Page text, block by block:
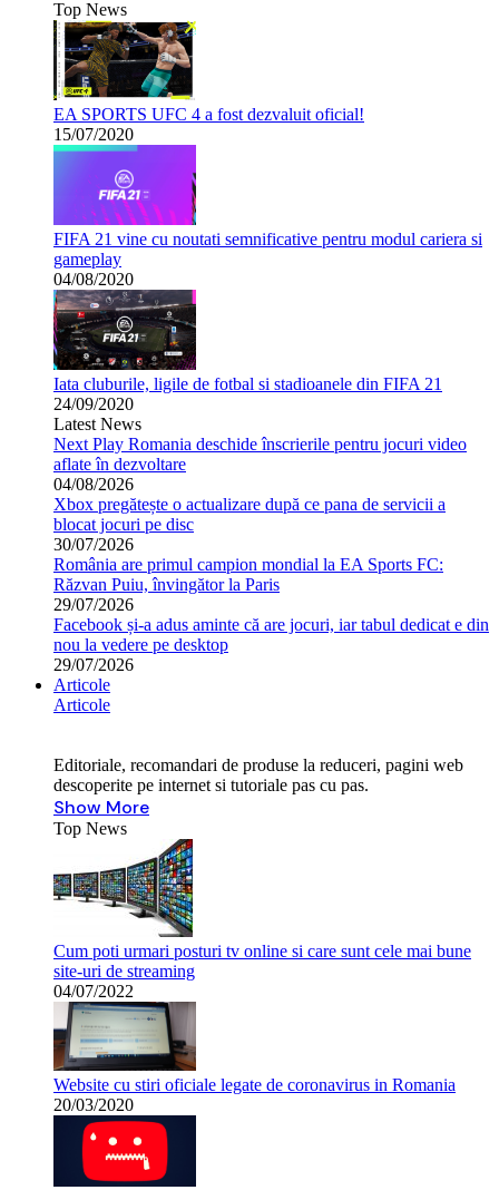
Top News
EA SPORTS UFC 4 a fost dezvaluit oficial!
15/07/2020
FIFA 21 vine cu noutati semnificative pentru modul cariera si
gameplay
04/08/2020
Iata cluburile, ligile de fotbal si stadioanele din FIFA 21
24/09/2020
Latest News
Next Play Romania deschide înscrierile pentru jocuri video
aflate în dezvoltare
04/08/2026
Xbox pregătește o actualizare după ce pana de servicii a
blocat jocuri pe disc
30/07/2026
România are primul campion mondial la EA Sports FC:
Răzvan Puiu, învingător la Paris
29/07/2026
Facebook și-a adus aminte că are jocuri, iar tabul dedicat e din
nou la vedere pe desktop
29/07/2026
Articole
Articole
Editoriale, recomandari de produse la reduceri, pagini web
descoperite pe internet si tutoriale pas cu pas.
Show More
Top News
Cum poti urmari posturi tv online si care sunt cele mai bune
site-uri de streaming
04/07/2022
Website cu stiri oficiale legate de coronavirus in Romania
20/03/2020